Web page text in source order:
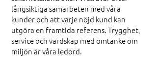
långsiktiga samarbeten med våra
kunder och att varje nöjd kund kan
utgöra en framtida referens. Trygghet,
service och värdskap med omtanke om
miljön är våra ledord.